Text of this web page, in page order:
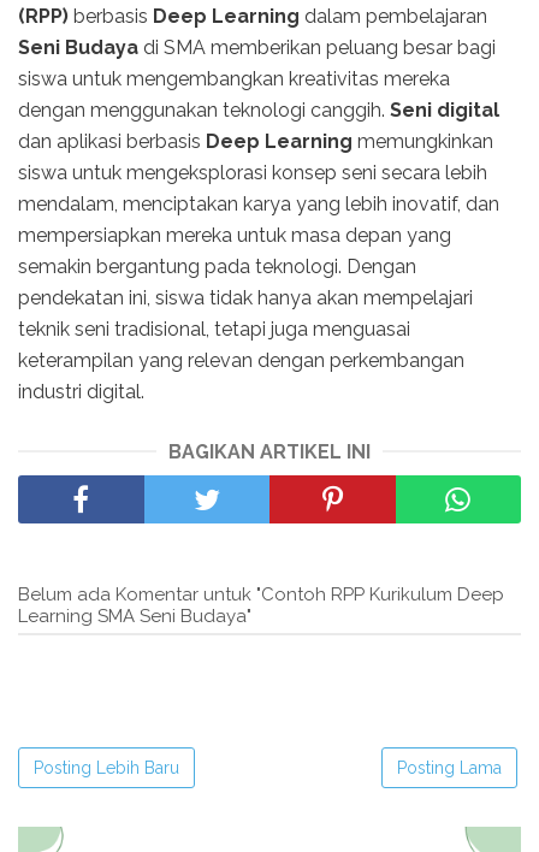
(RPP) berbasis Deep Learning dalam pembelajaran
Seni Budaya di SMA memberikan peluang besar bagi
siswa untuk mengembangkan kreativitas mereka
dengan menggunakan teknologi canggih. Seni digital
dan aplikasi berbasis Deep Learning memungkinkan
siswa untuk mengeksplorasi konsep seni secara lebih
mendalam, menciptakan karya yang lebih inovatif, dan
mempersiapkan mereka untuk masa depan yang
semakin bergantung pada teknologi. Dengan
pendekatan ini, siswa tidak hanya akan mempelajari
teknik seni tradisional, tetapi juga menguasai
keterampilan yang relevan dengan perkembangan
industri digital.
BAGIKAN ARTIKEL INI
Belum ada Komentar untuk "Contoh RPP Kurikulum Deep
Learning SMA Seni Budaya"
Posting Lebih Baru Posting Lama